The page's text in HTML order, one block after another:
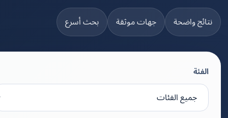
واضحة جهات موثقة بحث أسرع